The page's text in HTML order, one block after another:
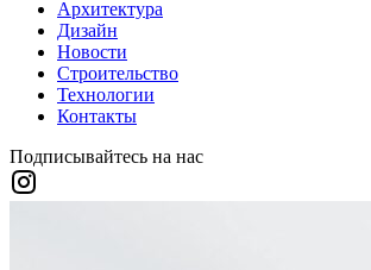
Архитектура
Дизайн
Новости
Строительство
Технологии
Контакты
Подписывайтесь на нас